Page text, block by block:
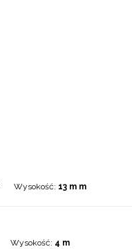
Wysokość: 13 m m
Wysokość: 4 m